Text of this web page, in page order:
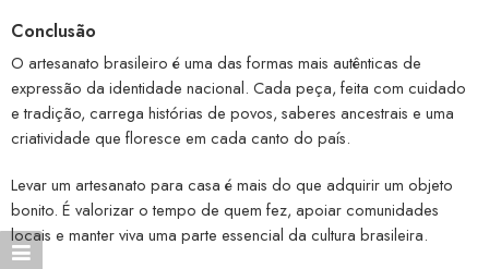
Conclusão
O artesanato brasileiro é uma das formas mais autênticas de
expressão da identidade nacional. Cada peça, feita com cuidado
e tradição, carrega histórias de povos, saberes ancestrais e uma
criatividade que floresce em cada canto do país.
Levar um artesanato para casa é mais do que adquirir um objeto
bonito. É valorizar o tempo de quem fez, apoiar comunidades
locais e manter viva uma parte essencial da cultura brasileira.